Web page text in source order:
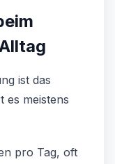
ist das
es meistens
pro Tag, oft